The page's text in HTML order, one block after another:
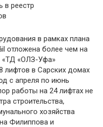
в реестр
в рамках плана
отложена более чем на
«ТД «ОЛЗ-Уфа»
лифтов в Сарских домах
с апреля по июнь
работы на 24 лифтах не
строительства,
хозяйства
Филиппова и